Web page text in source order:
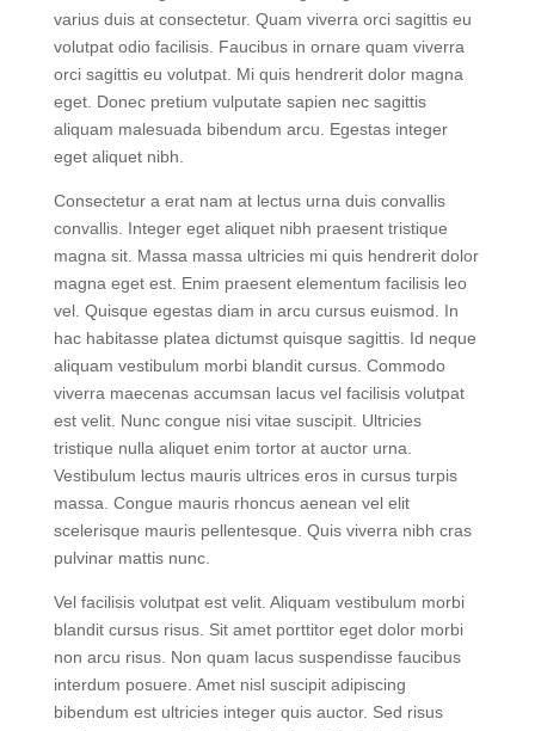
urna cursus eget. Vivamus at augue eget arcu dictum
varius duis at consectetur. Quam viverra orci sagittis eu
volutpat odio facilisis. Faucibus in ornare quam viverra
orci sagittis eu volutpat. Mi quis hendrerit dolor magna
eget. Donec pretium vulputate sapien nec sagittis
aliquam malesuada bibendum arcu. Egestas integer
eget aliquet nibh.
Consectetur a erat nam at lectus urna duis convallis
convallis. Integer eget aliquet nibh praesent tristique
magna sit. Massa massa ultricies mi quis hendrerit dolor
magna eget est. Enim praesent elementum facilisis leo
vel. Quisque egestas diam in arcu cursus euismod. In
hac habitasse platea dictumst quisque sagittis. Id neque
aliquam vestibulum morbi blandit cursus. Commodo
viverra maecenas accumsan lacus vel facilisis volutpat
est velit. Nunc congue nisi vitae suscipit. Ultricies
tristique nulla aliquet enim tortor at auctor urna.
Vestibulum lectus mauris ultrices eros in cursus turpis
massa. Congue mauris rhoncus aenean vel elit
scelerisque mauris pellentesque. Quis viverra nibh cras
pulvinar mattis nunc.
Vel facilisis volutpat est velit. Aliquam vestibulum morbi
blandit cursus risus. Sit amet porttitor eget dolor morbi
non arcu risus. Non quam lacus suspendisse faucibus
interdum posuere. Amet nisl suscipit adipiscing